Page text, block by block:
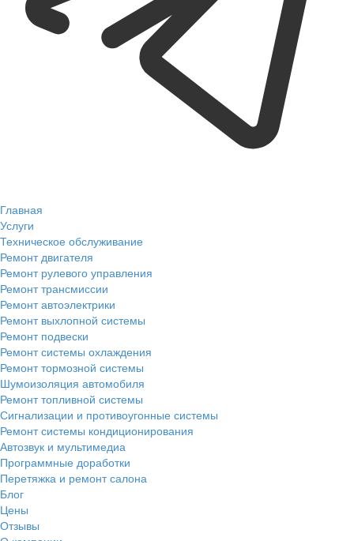
Главная
Услуги
Техническое обслуживание
Ремонт двигателя
Ремонт рулевого управления
Ремонт трансмиссии
Ремонт автоэлектрики
Ремонт выхлопной системы
Ремонт подвески
Ремонт системы охлаждения
Ремонт тормозной системы
Шумоизоляция автомобиля
Ремонт топливной системы
Сигнализации и противоугонные системы
Ремонт системы кондиционирования
Автозвук и мультимедиа
Программные доработки
Перетяжка и ремонт салона
Блог
Цены
Отзывы